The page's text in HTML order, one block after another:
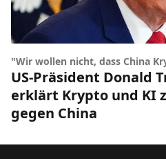
"Wir wollen nicht, dass China
US-Präsident Donald
erklärt Krypto und KI
gegen China